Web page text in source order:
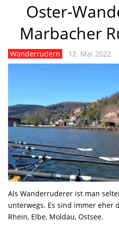
Oster-
Marbacher
Wanderrudern 12. Mai 2022
Als Wanderruderer ist man
unterwegs. Es sind immer eher
Rhein, Elbe, Moldau, Ostsee.